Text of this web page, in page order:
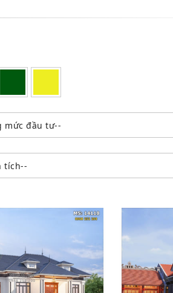
mức đầu tư--
tích--